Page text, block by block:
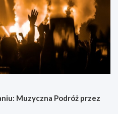
Muzyczna Podróż przez